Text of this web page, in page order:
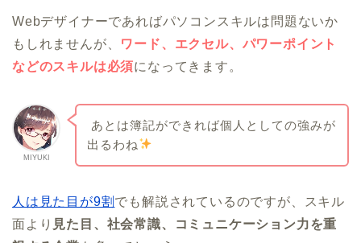
Webデザイナーであればパソコンスキルは問題ないか
もしれませんが、 ワード、エクセル、パワーポイント
などのスキルは必須になってきます。
MIYUKI
あとは簿記ができれば個人としての強みが
出るわね
人は見た目が9割 でも解説されているのですが、スキル
面より 見た目、社会常識、コミュニケーション力を重